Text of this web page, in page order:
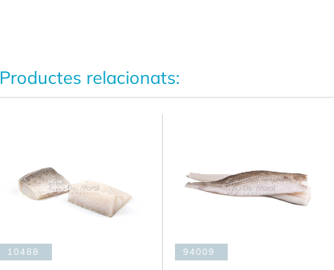
Productes relacionats:
10488 94009